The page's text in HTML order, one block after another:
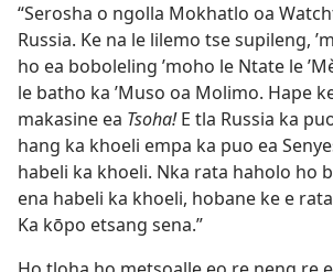
“Serosha o ngolla Mokhatlo oa
Russia. Ke na le lilemo tse supileng,
ho ea boboleling ’moho le Ntate le
le batho ka ’Muso oa Molimo. Hape
makasine ea Tsoha!E tla Russia ka
hang ka khoeli empa ka puo ea
habeli ka khoeli. Nka rata haholo ho
ena habeli ka khoeli, hobane ke e
Ka kōpo etsang sena.”